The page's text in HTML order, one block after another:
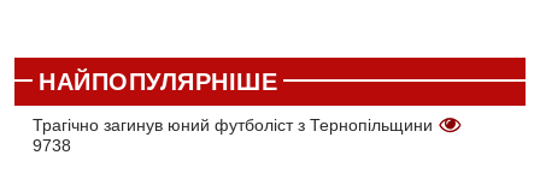
НАЙПОПУЛЯРНІШЕ
Трагічно загинув юний футболіст з Тернопільщини
9738